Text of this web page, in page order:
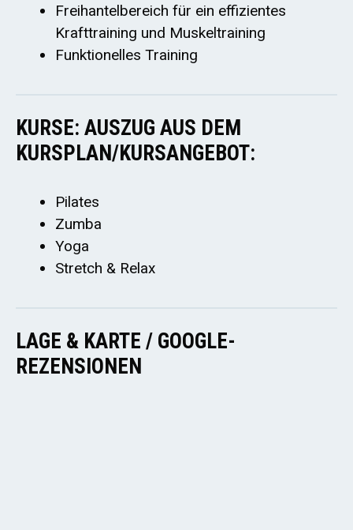
Freihantelbereich für ein effizientes
Krafttraining und Muskeltraining
Funktionelles Training
KURSE: AUSZUG AUS DEM
KURSPLAN/KURSANGEBOT:
Pilates
Zumba
Yoga
Stretch & Relax
LAGE & KARTE / GOOGLE-
REZENSIONEN